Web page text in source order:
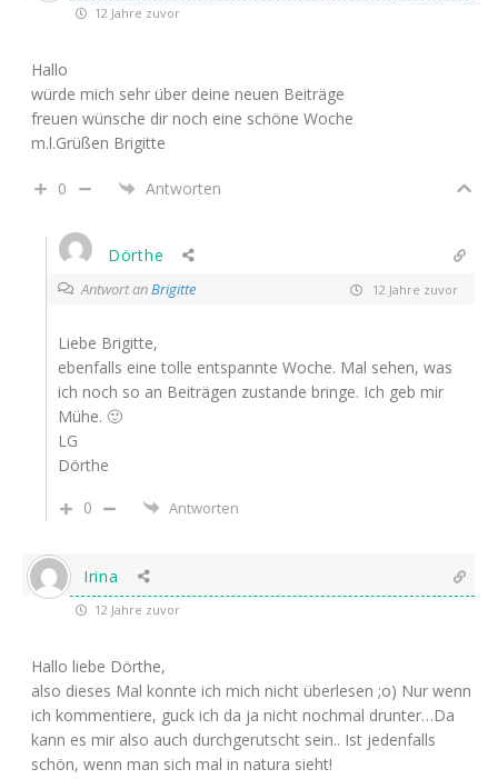
12 Jahre zuvor
Hallo
würde mich sehr über deine neuen Beiträge
freuen wünsche dir noch eine schöne Woche
m.l.Grüßen Brigitte
0 Antworten
Dörthe
Antwort anBrigitte 12 Jahre zuvor
Liebe Brigitte,
ebenfalls eine tolle entspannte Woche. Mal sehen, was
ich noch so an Beiträgen zustande bringe. Ich geb mir
Mühe. 🙂
LG
Dörthe
0
Antworten
Irina
12 Jahre zuvor
Hallo liebe Dörthe,
also dieses Mal konnte ich mich nicht überlesen ;o) Nur wenn
ich kommentiere, guck ich da ja nicht nochmal drunter…Da
kann es mir also auch durchgerutscht sein.. Ist jedenfalls
schön, wenn man sich mal in natura sieht!